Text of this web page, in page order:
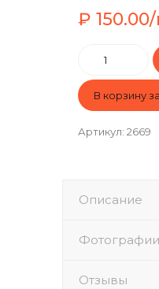
₽
В корзину за
Артикул: 2669
Описание
Фотографии
Отзывы